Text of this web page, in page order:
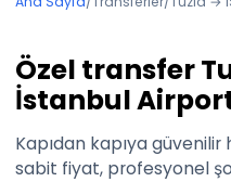
Özel transfer
İstanbul
Kapıdan kapıya
sabit fiyat, profesyonel